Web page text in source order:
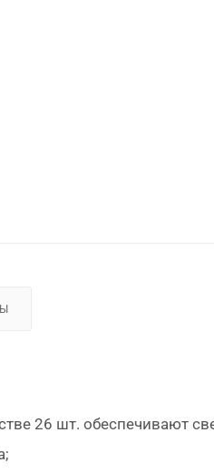
26 шт. обеспечивают